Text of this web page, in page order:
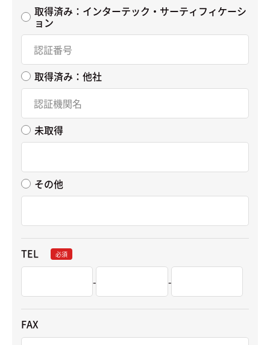
取得済み：インターテック・サーティフィケーシ
ョン
取得済み：他社
未取得
その他
TEL 必須
- -
FAX